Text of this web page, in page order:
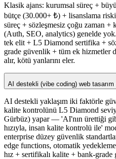
Klasik ajans: kurumsal süreç +
bütçe (30.000+ ₺) + lisanslama
süreç + sözleşmesiz çoğu zaman
(Auth, SEO, analytics) genelde
tek elit + L5 Diamond sertifika +
grade güvenlik + tüm ek hizmetler
alır, kötü yanlarını eler.
AI destekli (vibe coding) web
AI destekli yaklaşım iki faktörle
kalite kontrolünü L5 Diamond
Gürbüz) yapar — 'AI'nın ürettiği
hızıyla, insan kalite kontrolü ile'
enterprise düzey güvenlik
edge functions, otomatik
hız + sertifikalı kalite + bank-grade